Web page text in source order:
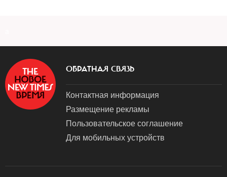
ОБРАТНАЯ СВЯЗЬ
Контактная информация
Размещение рекламы
Пользовательское соглашение
Для мобильных устройств